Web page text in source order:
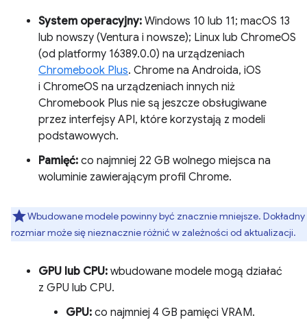
System operacyjny: Windows 10 lub 11; macOS 13
lub nowszy (Ventura i nowsze); Linux lub ChromeOS
(od platformy 16389.0.0) na urządzeniach
Chromebook Plus. Chrome na Androida, iOS
i ChromeOS na urządzeniach innych niż
Chromebook Plus nie są jeszcze obsługiwane
przez interfejsy API, które korzystają z modeli
podstawowych.
Pamięć: co najmniej 22 GB wolnego miejsca na
woluminie zawierającym profil Chrome.
Wbudowane modele powinny być znacznie mniejsze. Dokładny
rozmiar może się nieznacznie różnić w zależności od aktualizacji.
GPU lub CPU: wbudowane modele mogą działać
z GPU lub CPU.
GPU: co najmniej 4 GB pamięci VRAM.